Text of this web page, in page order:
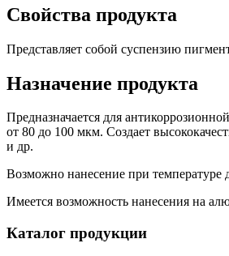
Свойства продукта
Представляет собой суспензию
Назначение продукта
Предназначается для
от 80 до 100 мкм. Создает
и др.
Возможно нанесение при температуре
Имеется возможность нанесения на
Каталог продукции